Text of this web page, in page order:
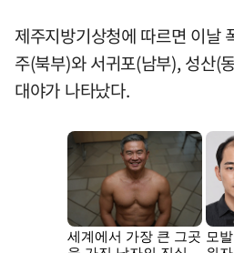
제주지방기상청에 따르면 이날
주(북부)와 서귀포(남부), 성산(
대야가 나타났다.